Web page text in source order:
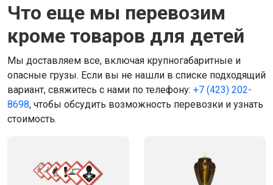
Что еще мы перевозим
кроме товаров для детей
Мы доставляем все, включая крупногабаритные и
опасные грузы. Если вы не нашли в списке подходящий
вариант, свяжитесь с нами по телефону: +7 (423) 202-
8698, чтобы обсудить возможность перевозки и узнать
стоимость.